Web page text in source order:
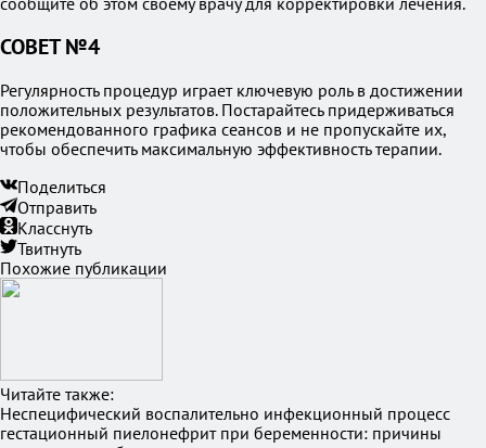
СОВЕТ №4
Регулярность процедур играет ключевую роль в достижении
положительных результатов. Постарайтесь придерживаться
рекомендованного графика сеансов и не пропускайте их,
чтобы обеспечить максимальную эффективность терапии.
Поделиться
Отправить
Класснуть
Твитнуть
Похожие публикации
Читайте также:
Неспецифический воспалительно инфекционный процесс
гестационный пиелонефрит при беременности: причины